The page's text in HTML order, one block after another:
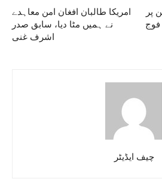
امریکا طالبان افغان امن معاہدے
نے ہمیں مٹا دیا، سابق صدر
اشرف غنی
پر
فوج
چیف ایڈیٹر